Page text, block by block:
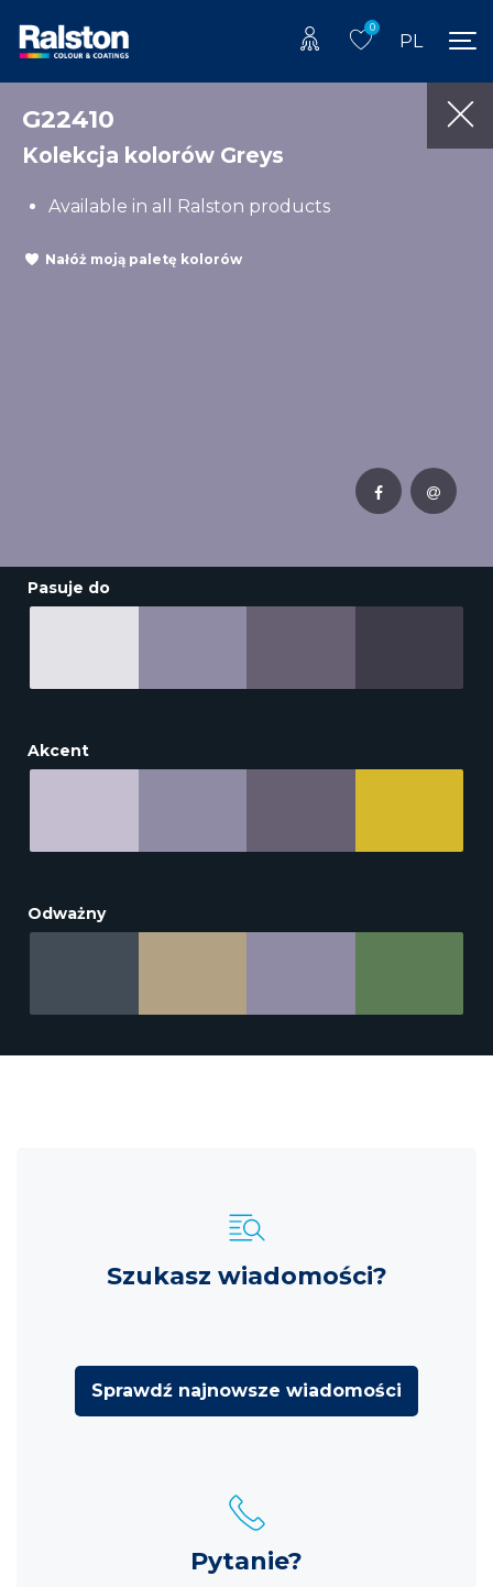
0
PL
G22410
Kolekcja kolorów Greys
Available in all Ralston products
Nałóż moją paletę kolorów
Pasuje do
Akcent
Odważny
Szukasz wiadomości?
Sprawdź najnowsze wiadomości
Pytanie?